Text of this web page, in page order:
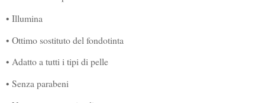
• Illumina
• Ottimo sostituto del fondotinta
• Adatto a tutti i tipi di pelle
• Senza parabeni